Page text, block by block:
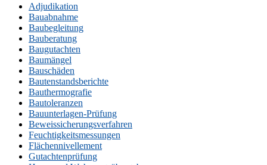
Adjudikation
Bauabnahme
Baubegleitung
Bauberatung
Baugutachten
Baumängel
Bauschäden
Bautenstandsberichte
Bauthermografie
Bautoleranzen
Bauunterlagen-Prüfung
Beweissicherungsverfahren
Feuchtigkeitsmessungen
Flächennivellement
Gutachtenprüfung